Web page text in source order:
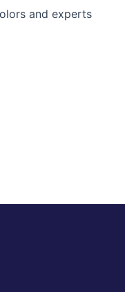
and experts